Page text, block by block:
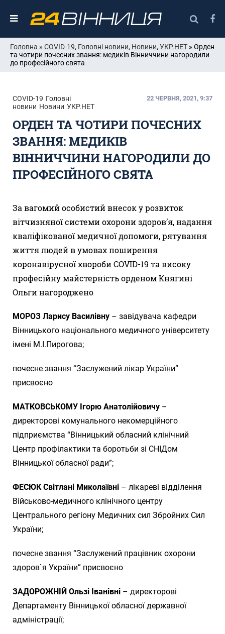
Головна » COVID-19, Головні новини, Новини, УКР.НЕТ » Орден
та чотири почесних звання: медиків Вінниччини нагородили
до професійного свята
COVID-19 Головні
новини Новини УКР.НЕТ
22 ЧЕРВНЯ, 2021, 9:37
ОРДЕН ТА ЧОТИРИ ПОЧЕСНИХ
ЗВАННЯ: МЕДИКІВ
ВІННИЧЧИНИ НАГОРОДИЛИ ДО
ПРОФЕСІЙНОГО СВЯТА
За вагомий особистий внесок у розвиток
вітчизняної системи охорони здоров’я, надання
кваліфікованої медичної допомоги, рятування
життя людей в умовах поширення
коронавірусної хвороби COVID-19 та високу
професійну майстерність орденом Княгині
Ольги нагороджено
МОРОЗ Ларису Василівну – завідувача кафедри
Вінницького національного медичного університету
імені М.І.Пирогова;
почесне звання “Заслужений лікар України”
присвоєно
МАТКОВСЬКОМУ Ігорю Анатолійовичу –
директорові комунального некомерційного
підприємства “Вінницький обласний клінічний
Центр профілактики та боротьби зі СНІДом
Вінницької обласної ради”;
ФЕСЮК Світлані Миколаївні – лікареві відділення
Військово-медичного клінічного центру
Центрального регіону Медичних сил Збройних Сил
України;
почесне звання “Заслужений працівник охорони
здоров`я України” присвоєно
ЗАДОРОЖНІЙ Ользі Іванівні – директорові
Департаменту Вінницької обласної державної
адміністрації;